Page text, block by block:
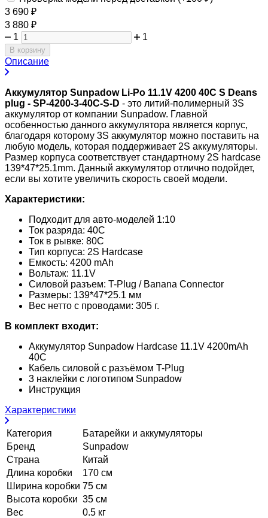
3 690 ₽
3 880 ₽
1
1
В корзину
Описание
Аккумулятор Sunpadow Li-Po 11.1V 4200 40C S Deans
plug - SP-4200-3-40C-S-D - это литий-полимерный 3S
аккумулятор от компании Sunpadow. Главной
особенностью данного аккумулятора является корпус,
благодаря которому 3S аккумулятор можно поставить на
любую модель, которая поддерживает 2S аккумуляторы.
Размер корпуса соответствует стандартному 2S hardcase
139*47*25.1mm. Данный аккумулятор отлично подойдет,
если вы хотите увеличить скорость своей модели.
Характеристики:
Подходит для авто-моделей 1:10
Ток разряда: 40C
Ток в рывке: 80C
Тип корпуса: 2S Hardcase
Емкость: 4200 mAh
Вольтаж: 11.1V
Силовой разъем: T-Plug / Banana Connector
Размеры: 139*47*25.1 мм
Вес нетто с проводами: 305 г.
В комплект входит:
Аккумулятор Sunpadow Hardcase 11.1V 4200mAh
40C
Кабель силовой с разъёмом T-Plug
3 наклейки с логотипом Sunpadow
Инструкция
Характеристики
Категория
Батарейки и аккумуляторы
Бренд
Sunpadow
Страна
Китай
Длина коробки
170 см
Ширина коробки 75 см
Высота коробки 35 см
Вес
0.5 кг